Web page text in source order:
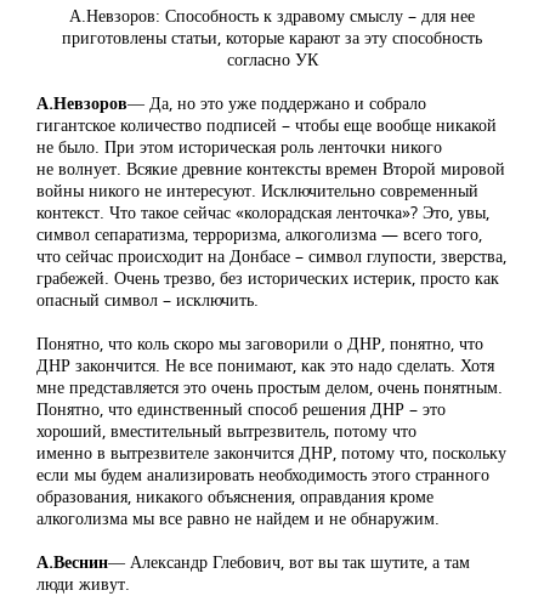
А.Невзоров: Способность к здравому смыслу – для нее
приготовлены статьи, которые карают за эту способность
согласно УК
А.Невзоров― Да, но это уже поддержано и собрало
гигантское количество подписей – чтобы еще вообще никакой
не было. При этом историческая роль ленточки никого
не волнует. Всякие древние контексты времен Второй мировой
войны никого не интересуют. Исключительно современный
контекст. Что такое сейчас «колорадская ленточка»? Это, увы,
символ сепаратизма, терроризма, алкоголизма — всего того,
что сейчас происходит на Донбасе – символ глупости, зверства,
грабежей. Очень трезво, без исторических истерик, просто как
опасный символ – исключить.
Понятно, что коль скоро мы заговорили о ДНР, понятно, что
ДНР закончится. Не все понимают, как это надо сделать. Хотя
мне представляется это очень простым делом, очень понятным.
Понятно, что единственный способ решения ДНР – это
хороший, вместительный вытрезвитель, потому что
именно в вытрезвителе закончится ДНР, потому что, поскольку
если мы будем анализировать необходимость этого странного
образования, никакого объяснения, оправдания кроме
алкоголизма мы все равно не найдем и не обнаружим.
А.Веснин― Александр Глебович, вот вы так шутите, а там
люди живут.